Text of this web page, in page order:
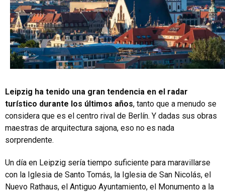
Leipzig ha tenido una gran tendencia en el radar
turístico durante los últimos años, tanto que a menudo se
considera que es el centro rival de Berlín. Y dadas sus obras
maestras de arquitectura sajona, eso no es nada
sorprendente.
Un día en Leipzig sería tiempo suficiente para maravillarse
con la Iglesia de Santo Tomás, la Iglesia de San Nicolás, el
Nuevo Rathaus, el Antiguo Ayuntamiento, el Monumento a la